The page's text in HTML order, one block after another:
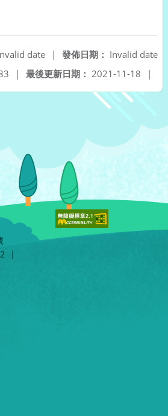
發佈日期： Invalid date
date
|
最後更新日期： 2021-11-18 |
|
|